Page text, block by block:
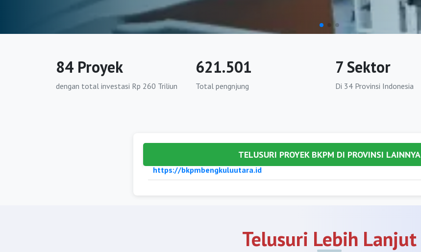
84 Proyek
dengan total investasi Rp 260 Triliun
621.501
Total pengnjung
7 Sektor
Di 34 Provinsi Indonesia
TELUSURI PROYEK BKPM DI PROVINSI LAINNYA
https://bkpmbatanghari.id
https://bkpmbungo.id
https://bkpmmerangin.id
https://bkpmmuarojambi.id
https://bkpmtebo.org
Telusuri Lebih Lanjut